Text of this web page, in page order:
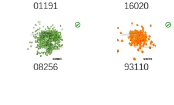
01191 16020
08256 93110